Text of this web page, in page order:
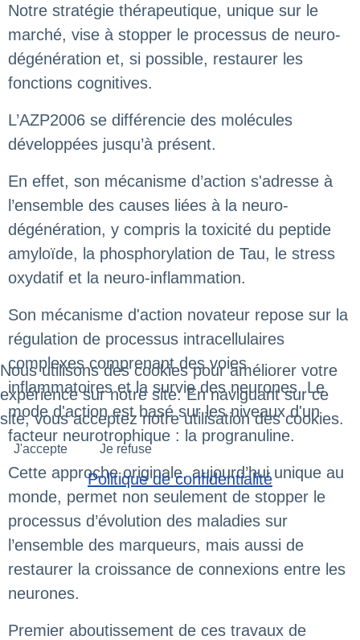
Notre stratégie thérapeutique, unique sur le
marché, vise à stopper le processus de neuro-
dégénération et, si possible, restaurer les
fonctions cognitives.
L’AZP2006 se différencie des molécules
développées jusqu’à présent.
En effet, son mécanisme d’action s'adresse à
l’ensemble des causes liées à la neuro-
dégénération, y compris la toxicité du peptide
amyloïde, la phosphorylation de Tau, le stress
oxydatif et la neuro-inflammation.
Son mécanisme d'action novateur repose sur la
régulation de processus intracellulaires
complexes comprenant des voies
inflammatoires et la survie des neurones. Le
mode d'action est basé sur les niveaux d'un
facteur neurotrophique : la progranuline.
Cette approche originale, aujourd’hui unique au
monde, permet non seulement de stopper le
processus d’évolution des maladies sur
l’ensemble des marqueurs, mais aussi de
restaurer la croissance de connexions entre les
neurones.
Premier aboutissement de ces travaux de
Nous utilisons des cookies pour améliorer votre
expérience sur notre site. En naviguant sur ce
site, vous acceptez notre utilisation des cookies.
J'accepte Je refuse
Politique de confidentialité